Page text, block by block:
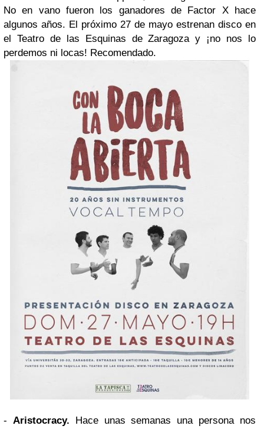
No en vano fueron los ganadores de Factor X hace
algunos años. El próximo 27 de mayo estrenan disco en
el Teatro de las Esquinas de Zaragoza y ¡no nos lo
perdemos ni locas! Recomendado.
- Aristocracy. Hace unas semanas una persona nos